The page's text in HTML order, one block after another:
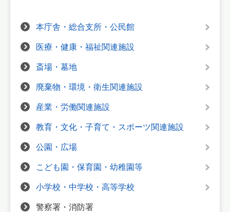
本庁舎・総合支所・公民館
医療・健康・福祉関連施設
斎場・墓地
廃棄物・環境・衛生関連施設
産業・労働関連施設
教育・文化・子育て・スポーツ関連施設
公園・広場
こども園・保育園・幼稚園等
小学校・中学校・高等学校
警察署・消防署